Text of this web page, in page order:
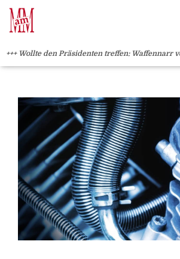
Weiterlesen" />
+++ Wollte den Präsidenten treffen: Waffennarr